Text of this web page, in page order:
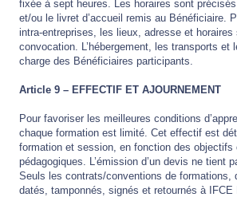
fixée à sept heures. Les horaires sont
et/ou le livret d’accueil remis au Bénéficiaire.
intra-entreprises, les lieux, adresse et
convocation. L’hébergement, les transports et
charge des Bénéficiaires participants.
Article 9 – EFFECTIF ET AJOURNEMENT
Pour favoriser les meilleures conditions
chaque formation est limité. Cet effectif est
formation et session, en fonction des objectifs
pédagogiques. L’émission d’un devis ne tient
Seuls les contrats/conventions de formations,
datés, tamponnés, signés et retournés à IFCE